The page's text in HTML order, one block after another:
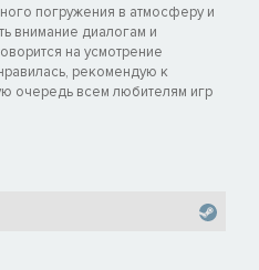
погружения в атмосферу и
внимание диалогам и
на усмотрение
рекомендую к
очередь всем любителям игр